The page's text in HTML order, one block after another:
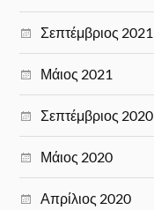
Σεπτέμβριος 2021
Μάιος 2021
Σεπτέμβριος 2020
Μάιος 2020
Απρίλιος 2020